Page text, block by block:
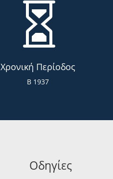

Χρονική Περίοδος
Β 1937
Οδηγίες